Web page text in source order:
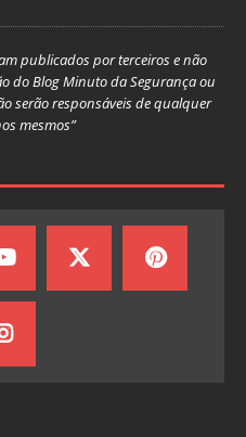
publicados por terceiros e não
do Blog Minuto da Segurança ou
serão responsáveis de qualquer
mesmos”